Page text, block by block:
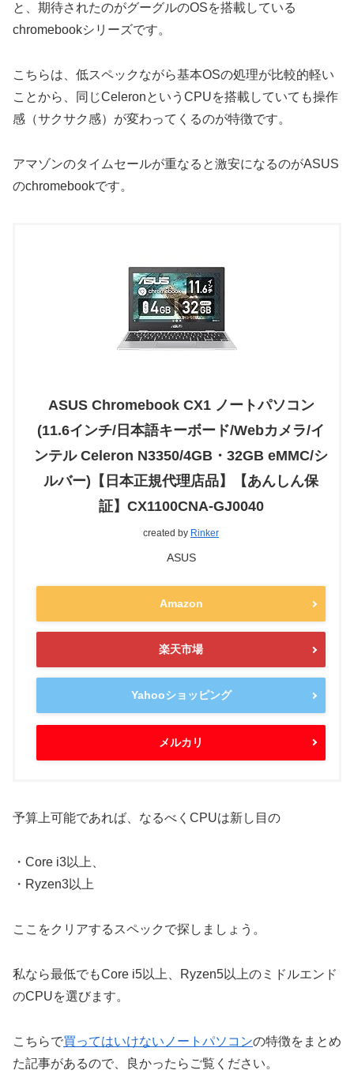
と、期待されたのがグーグルのOSを搭載している
chromebookシリーズです。
こちらは、低スペックながら基本OSの処理が比較的軽い
ことから、同じCeleronというCPUを搭載していても操作
感（サクサク感）が変わってくるのが特徴です。
アマゾンのタイムセールが重なると激安になるのがASUS
のchromebookです。
ASUS Chromebook CX1 ノートパソコン
(11.6インチ/日本語キーボード/Webカメラ/イ
ンテル Celeron N3350/4GB・32GB eMMC/シ
ルバー)【日本正規代理店品】【あんしん保
証】CX1100CNA-GJ0040
created by Rinker
ASUS
Amazon
楽天市場
Yahooショッピング
メルカリ
予算上可能であれば、なるべくCPUは新し目の
・Core i3以上、
・Ryzen3以上
ここをクリアするスペックで探しましょう。
私なら最低でもCore i5以上、Ryzen5以上のミドルエンド
のCPUを選びます。
こちらで買ってはいけないノートパソコンの特徴をまとめ
た記事があるので、良かったらご覧ください。